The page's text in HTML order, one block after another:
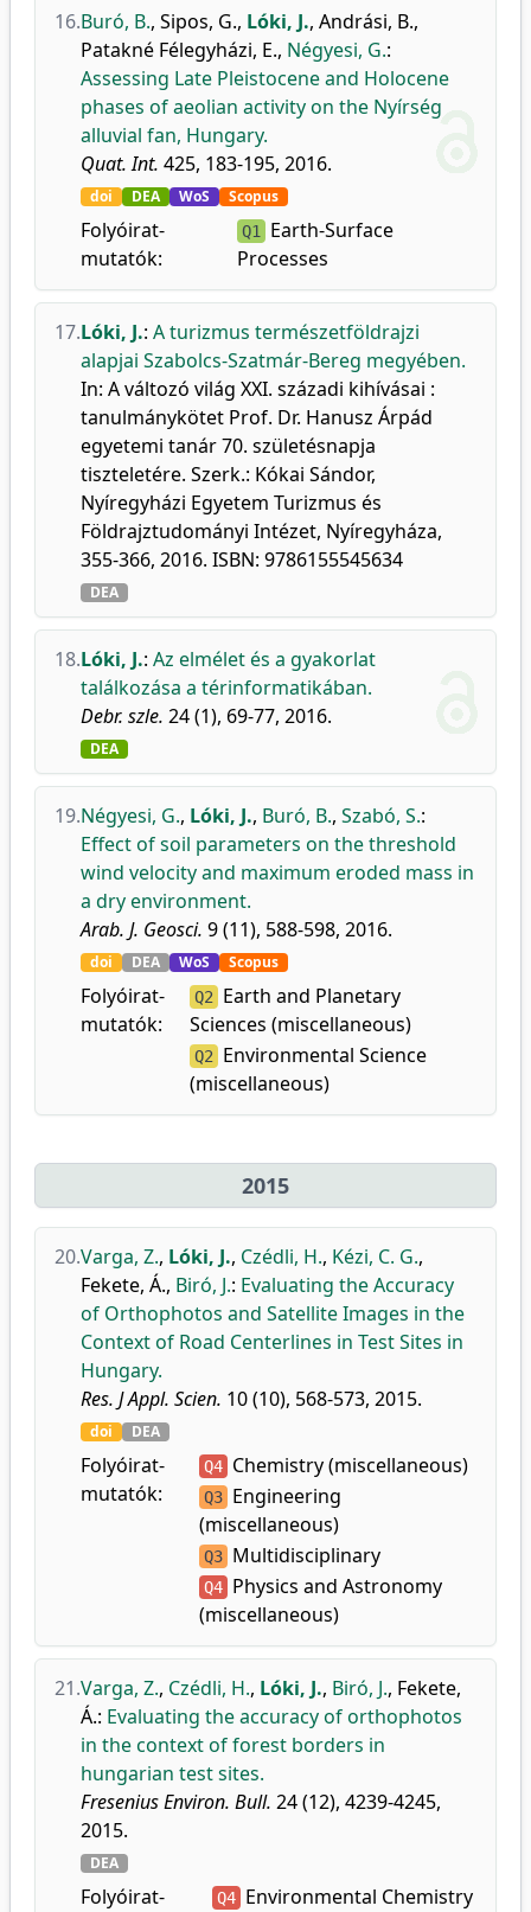
16.Buró, B., Sipos, G., Lóki, J., Andrási, B.,
Patakné Félegyházi, E., Négyesi, G.:
Assessing Late Pleistocene and Holocene
phases of aeolian activity on the Nyírség
alluvial fan, Hungary.
Quat. Int. 425, 183-195, 2016.
doi DEA WoS Scopus
Folyóirat-
mutatók:
Q1
Earth-Surface
Processes
17.Lóki, J.: A turizmus természetföldrajzi
alapjai Szabolcs-Szatmár-Bereg megyében.
In: A változó világ XXI. századi kihívásai :
tanulmánykötet Prof. Dr. Hanusz Árpád
egyetemi tanár 70. születésnapja
tiszteletére. Szerk.: Kókai Sándor,
Nyíregyházi Egyetem Turizmus és
Földrajztudományi Intézet, Nyíregyháza,
355-366, 2016. ISBN: 9786155545634
DEA
18.Lóki, J.: Az elmélet és a gyakorlat
találkozása a térinformatikában.
Debr. szle. 24 (1), 69-77, 2016.
DEA
19.Négyesi, G., Lóki, J., Buró, B., Szabó, S.:
Effect of soil parameters on the threshold
wind velocity and maximum eroded mass in
a dry environment.
Arab. J. Geosci. 9 (11), 588-598, 2016.
doi DEA WoS Scopus
Folyóirat-
mutatók:
Q2 Earth and Planetary
Sciences (miscellaneous)
Q2 Environmental Science
(miscellaneous)
2015
20.Varga, Z., Lóki, J., Czédli, H., Kézi, C. G.,
Fekete, Á., Biró, J.: Evaluating the Accuracy
of Orthophotos and Satellite Images in the
Context of Road Centerlines in Test Sites in
Hungary.
Res. J Appl. Scien. 10 (10), 568-573, 2015.
doi DEA
Folyóirat-
mutatók:
Q4 Chemistry (miscellaneous)
Q3 Engineering
(miscellaneous)
Q3 Multidisciplinary
Q4 Physics and Astronomy
(miscellaneous)
21.Varga, Z., Czédli, H., Lóki, J., Biró, J., Fekete,
Á.: Evaluating the accuracy of orthophotos
in the context of forest borders in
hungarian test sites.
Fresenius Environ. Bull. 24 (12), 4239-4245,
2015.
DEA
Folyóirat- Q4 Environmental Chemistry